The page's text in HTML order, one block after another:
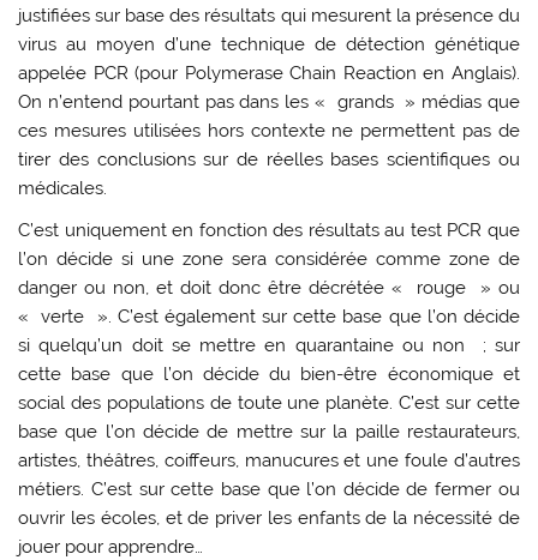
justifiées sur base des résultats qui mesurent la présence du
virus au moyen d’une technique de détection génétique
appelée PCR (pour Polymerase Chain Reaction en Anglais).
On n’entend pourtant pas dans les « grands » médias que
ces mesures utilisées hors contexte ne permettent pas de
tirer des conclusions sur de réelles bases scientifiques ou
médicales.
C’est uniquement en fonction des résultats au test PCR que
l’on décide si une zone sera considérée comme zone de
danger ou non, et doit donc être décrétée « rouge » ou
« verte ». C’est également sur cette base que l’on décide
si quelqu’un doit se mettre en quarantaine ou non ; sur
cette base que l’on décide du bien-être économique et
social des populations de toute une planète. C’est sur cette
base que l’on décide de mettre sur la paille restaurateurs,
artistes, théâtres, coiffeurs, manucures et une foule d’autres
métiers. C’est sur cette base que l’on décide de fermer ou
ouvrir les écoles, et de priver les enfants de la nécessité de
jouer pour apprendre…